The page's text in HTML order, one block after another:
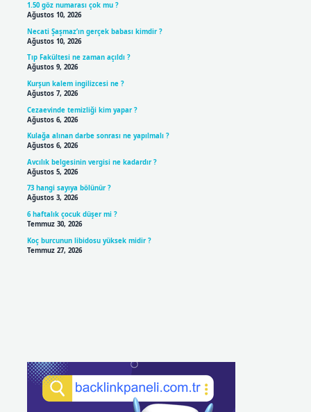
1.50 göz numarası çok mu ?
Ağustos 10, 2026
Necati Şaşmaz’ın gerçek babası kimdir ?
Ağustos 10, 2026
Tıp Fakültesi ne zaman açıldı ?
Ağustos 9, 2026
Kurşun kalem ingilizcesi ne ?
Ağustos 7, 2026
Cezaevinde temizliği kim yapar ?
Ağustos 6, 2026
Kulağa alınan darbe sonrası ne yapılmalı ?
Ağustos 6, 2026
Avcılık belgesinin vergisi ne kadardır ?
Ağustos 5, 2026
73 hangi sayıya bölünür ?
Ağustos 3, 2026
6 haftalık çocuk düşer mi ?
Temmuz 30, 2026
Koç burcunun libidosu yüksek midir ?
Temmuz 27, 2026